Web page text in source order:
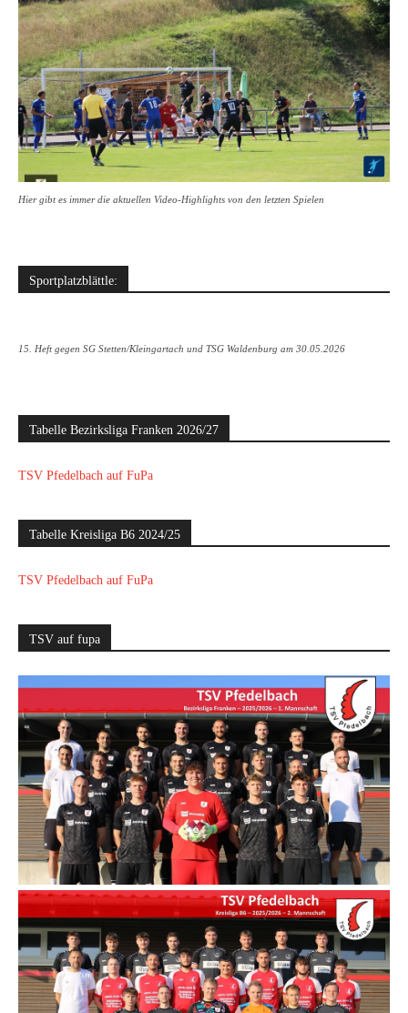
Hier gibt es immer die aktuellen Video-Highlights von den letzten Spielen
Sportplatzblättle:
15. Heft gegen SG Stetten/Kleingartach und TSG Waldenburg am 30.05.2026
Tabelle Bezirksliga Franken 2026/27
TSV Pfedelbach auf FuPa
Tabelle Kreisliga B6 2024/25
TSV Pfedelbach auf FuPa
TSV auf fupa